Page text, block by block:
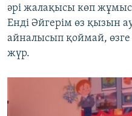
әрі жалақысы көп
Енді Әйгерім өз қызын
айналысып қоймай, өзге
жүр.